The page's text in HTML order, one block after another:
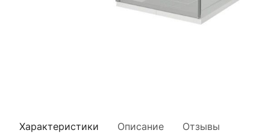
Характеристики Описание Отзывы